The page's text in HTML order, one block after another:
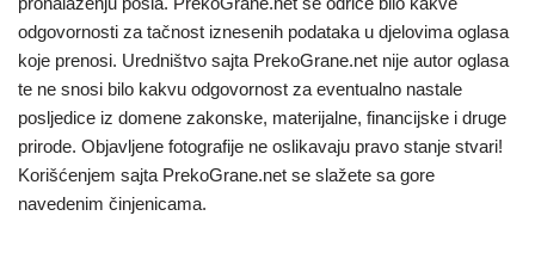
odgovornosti za tačnost iznesenih podataka u djelovima oglasa
koje prenosi. Uredništvo sajta PrekoGrane.net nije autor oglasa
te ne snosi bilo kakvu odgovornost za eventualno nastale
posljedice iz domene zakonske, materijalne, financijske i druge
prirode. Objavljene fotografije ne oslikavaju pravo stanje stvari!
Korišćenjem sajta PrekoGrane.net se slažete sa gore
navedenim činjenicama.